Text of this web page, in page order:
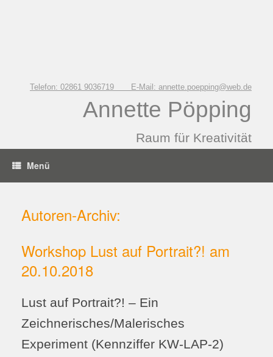
Telefon: 02861 9036719 E-Mail: annette.poepping@web.de
Annette Pöpping
Raum für Kreativität
Menü
Autoren-Archiv:
Workshop Lust auf Portrait?! am
20.10.2018
Lust auf Portrait?! – Ein
Zeichnerisches/Malerisches
Experiment (Kennziffer KW-LAP-2)